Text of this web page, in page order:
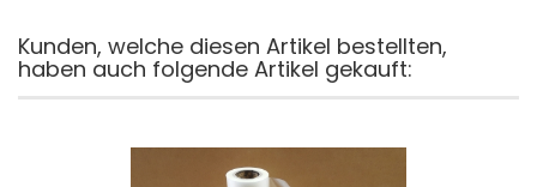
Kunden, welche diesen Artikel bestellten,
haben auch folgende Artikel gekauft: